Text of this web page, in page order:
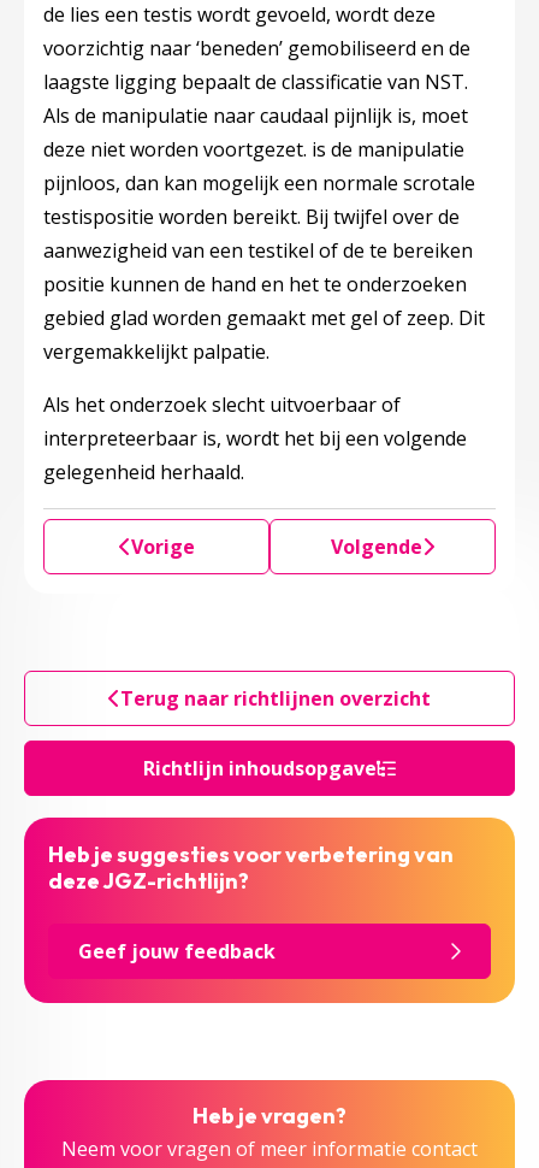
Richtlijn inhoudsopgave
de lies een testis wordt gevoeld, wordt deze
voorzichtig naar ‘beneden’ gemobiliseerd en de
laagste ligging bepaalt de classificatie van NST.
Als de manipulatie naar caudaal pijnlijk is, moet
deze niet worden voortgezet. is de manipulatie
pijnloos, dan kan mogelijk een normale scrotale
testispositie worden bereikt. Bij twijfel over de
aanwezigheid van een testikel of de te bereiken
positie kunnen de hand en het te onderzoeken
gebied glad worden gemaakt met gel of zeep. Dit
vergemakkelijkt palpatie.
Als het onderzoek slecht uitvoerbaar of
interpreteerbaar is, wordt het bij een volgende
gelegenheid herhaald.
Vorige Volgende
Terug naar richtlijnen overzicht
Heb je suggesties voor verbetering van
deze JGZ-richtlijn?
Geef jouw feedback
Heb je vragen?
Neem voor vragen of meer informatie contact